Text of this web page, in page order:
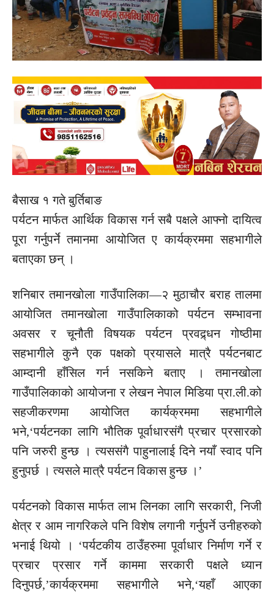
बैसाख १ गते बुर्तिबाङ
पर्यटन मार्फत आर्थिक विकास गर्न सबै पक्षले आफ्नो दायित्व
पूरा गर्नुपर्ने तमानमा आयोजित ए कार्यक्रममा सहभागीले
बताएका छन् ।
शनिबार तमानखोला गाउँपालिका—२ मुठाचौर बराह तालमा
आयोजित तमानखोला गाउँपालिकाको पर्यटन सम्भावना
अवसर र चूनौती विषयक पर्यटन प्रवद्र्धन गोष्ठीमा
सहभागीले कुनै एक पक्षको प्रयासले मात्रै पर्यटनबाट
आम्दानी हाँसिल गर्न नसकिने बताए । तमानखोला
गाउँपालिकाको आयोजना र लेखन नेपाल मिडिया प्रा.ली.को
सहजीकरणमा आयोजित कार्यक्रममा सहभागीले
भने,‘पर्यटनका लागि भौतिक पूर्वाधारसंगै प्रचार प्रसारको
पनि जरुरी हुन्छ । त्यससंगै पाहुनालाई दिने नयाँ स्वाद पनि
हुनुपर्छ । त्यसले मात्रै पर्यटन विकास हुन्छ ।’
पर्यटनको विकास मार्फत लाभ लिनका लागि सरकारी, निजी
क्षेत्र र आम नागरिकले पनि विशेष लगानी गर्नुपर्ने उनीहरुको
भनाई थियो । ‘पर्यटकीय ठाउँहरुमा पूर्वाधार निर्माण गर्ने र
प्रचार प्रसार गर्ने काममा सरकारी पक्षले ध्यान
दिनुपर्छ,’कार्यक्रममा सहभागीले भने,‘यहाँ आएका